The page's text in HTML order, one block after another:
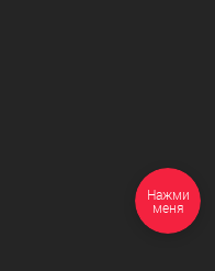
Нажми
меня